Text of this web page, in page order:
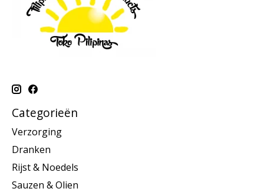
Categorieën
Verzorging
Dranken
Rijst & Noedels
Sauzen & Olien